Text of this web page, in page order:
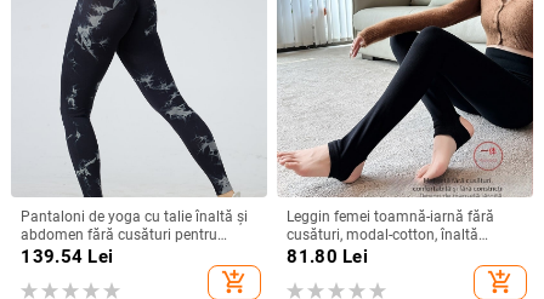
Pantaloni de yoga cu talie înaltă și
abdomen fără cusături pentru
toamnă și iarnă, pantaloni de
fitness, colanți de alergare pentru
femei en-gros
139.54 Lei
add_shopping_cart
Leggin femei toamnă-iarnă fără
cusături, modal-cotton, înaltă
elasticitate, croială slim, lungime
până la gleznă, culoare solidă, anti-
piling
81.80 Lei
add_shopping_cart